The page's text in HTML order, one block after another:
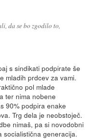
da se bo zgodilo to,
s sindikati podpirate še
mladih prdcev za vami.
pol mlade
ter nima nobene
90% podpira enake
Trg dela je neobstoječ.
nimaš, pa si novodobni
socialistična generacija.